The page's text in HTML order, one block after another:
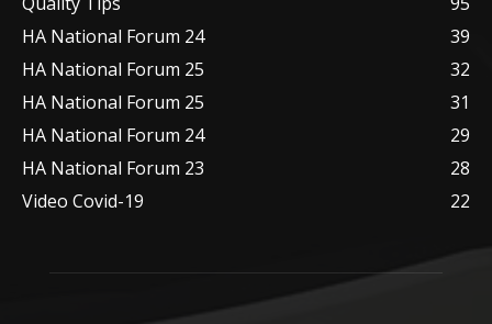
HA National Forum 24
39
HA National Forum 25
32
HA National Forum 25
31
HA National Forum 24
29
HA National Forum 23
28
Video Covid-19
22